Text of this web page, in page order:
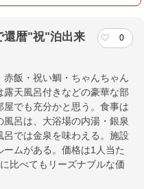
還暦"祝"泊出来
0
飯・祝い鯛・ちゃんちゃん
天風呂付きなどの豪華な部
でも充分かと思う。食事は
呂は、大浴場の内湯・銀泉
では金泉を味わえる。施設
ムがある。価格は1人当た
比べてもリーズナブルな価